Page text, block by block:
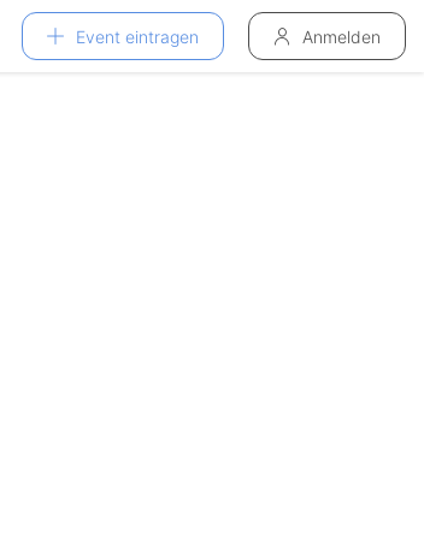
Event eintragen Anmelden